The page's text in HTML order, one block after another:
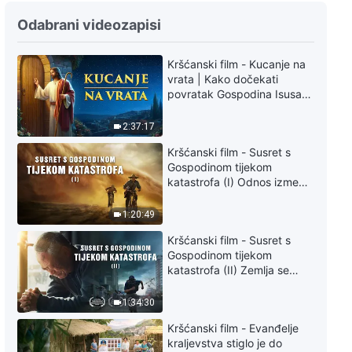
Odabrani videozapisi
2:37:17
Kršćanski film - Kucanje na
vrata | Kako dočekati
povratak Gospodina Isusa
1:20:49
Kršćanski film - Susret s
Gospodinom tijekom
katastrofa (I) Odnos između
1:34:30
Kršćanski film - Susret s
Gospodinom tijekom
katastrofa (II) Zemlja se
Kršćanski film - Evanđelje
kraljevstva stiglo je do